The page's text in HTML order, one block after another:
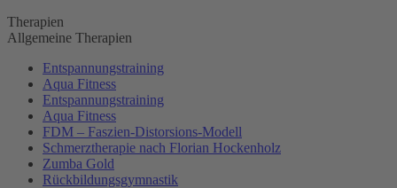
Therapien
Allgemeine Therapien
Entspannungstraining
Aqua Fitness
Entspannungstraining
Aqua Fitness
FDM – Faszien-Distorsions-Modell
Schmerztherapie nach Florian Hockenholz
Zumba Gold
Rückbildungsgymnastik